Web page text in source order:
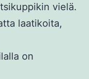
vielä.
laatikoita,
on